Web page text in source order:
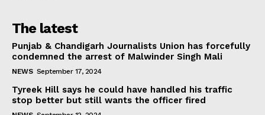
The latest
Punjab & Chandigarh Journalists Union has forcefully
condemned the arrest of Malwinder Singh Mali
NEWS September 17, 2024
Tyreek Hill says he could have handled his traffic
stop better but still wants the officer fired